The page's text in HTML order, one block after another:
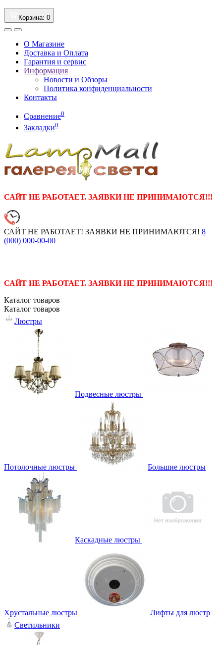
Корзина: 0
О Магазине
Доставка и Оплата
Гарантия и сервис
Информация
Новости и Обзоры
Политика конфиденциальности
Контакты
Сравнение0
Закладки0
САЙТ НЕ РАБОТАЕТ. ЗАЯВКИ НЕ ПРИНИМАЮТСЯ!!!
САЙТ НЕ РАБОТАЕТ! ЗАЯВКИ НЕ ПРИНИМАЮТСЯ! 8
(000) 000-00-00
САЙТ НЕ РАБОТАЕТ. ЗАЯВКИ НЕ ПРИНИМАЮТСЯ!!!
Каталог товаров
Каталог товаров
Люстры
Подвесные люстры
Потолочные люстры Большие люстры
Каскадные люстры
Хрустальные люстры
Лифты для люстр
Светильники